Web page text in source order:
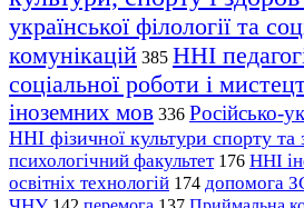
української філології та
комунікацій 385 ННІ
соціальної роботи і
іноземних мов 336 Російсько-
ННІ фізичної культури спорту та
психологічний факультет 176 ННІ
освітніх технологій 174 допомога